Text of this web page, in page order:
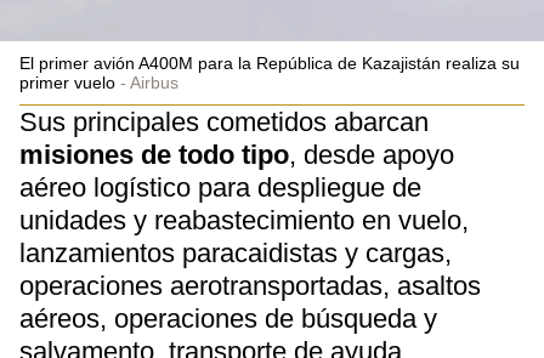
El primer avión A400M para la República de Kazajistán realiza su
primer vuelo
Airbus
Sus principales cometidos abarcan
misiones de todo tipo, desde apoyo
aéreo logístico para despliegue de
unidades y reabastecimiento en vuelo,
lanzamientos paracaidistas y cargas,
operaciones aerotransportadas, asaltos
aéreos, operaciones de búsqueda y
salvamento, transporte de ayuda